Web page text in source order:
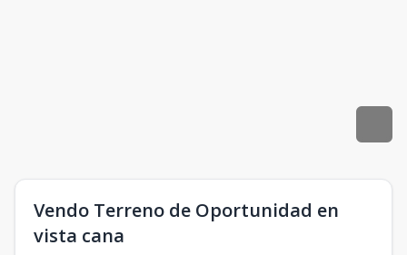
Vendo Terreno de Oportunidad en
vista cana